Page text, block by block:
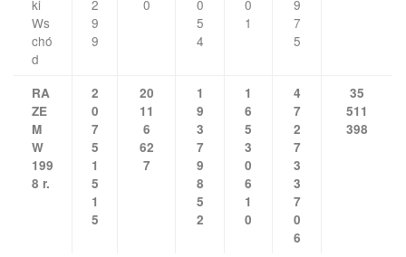
ki
Ws
chó
d
2
9
9
0
0
5
4
0
1
9
7
5
RA
ZE
M
W
199
8 r.
2
0
7
5
1
5
1
5
20
11
6
62
7
1
9
3
7
9
8
5
2
1
6
5
3
0
6
1
0
4
7
2
7
3
3
7
0
6
35
511
398